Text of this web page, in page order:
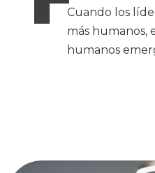
Cuando los
más humanos,
humanos